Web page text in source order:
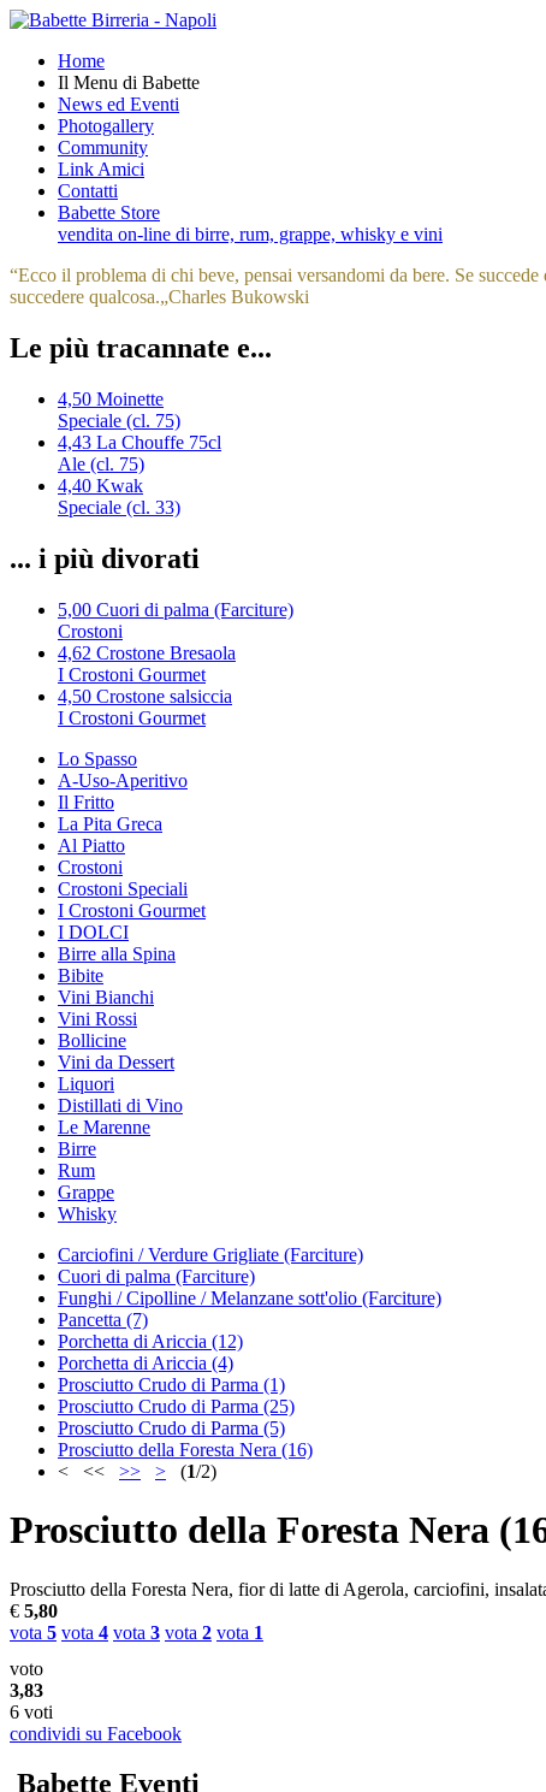
Home
Il Menu di Babette
News ed Eventi
Photogallery
Community
Link Amici
Contatti
Babette Store
vendita on-line di birre, rum, grappe, whisky e vini
“Ecco il problema di chi beve, pensai versandomi da bere. Se
succedere qualcosa.„Charles Bukowski
Le più tracannate e...
4,50 Moinette
Speciale (cl. 75)
4,43 La Chouffe 75cl
Ale (cl. 75)
4,40 Kwak
Speciale (cl. 33)
... i più divorati
5,00 Cuori di palma (Farciture)
Crostoni
4,62 Crostone Bresaola
I Crostoni Gourmet
4,50 Crostone salsiccia
I Crostoni Gourmet
Lo Spasso
A-Uso-Aperitivo
Il Fritto
La Pita Greca
Al Piatto
Crostoni
Crostoni Speciali
I Crostoni Gourmet
I DOLCI
Birre alla Spina
Bibite
Vini Bianchi
Vini Rossi
Bollicine
Vini da Dessert
Liquori
Distillati di Vino
Le Marenne
Birre
Rum
Grappe
Whisky
Carciofini / Verdure Grigliate (Farciture)
Cuori di palma (Farciture)
Funghi / Cipolline / Melanzane sott'olio (Farciture)
Pancetta (7)
Porchetta di Ariccia (12)
Porchetta di Ariccia (4)
Prosciutto Crudo di Parma (1)
Prosciutto Crudo di Parma (25)
Prosciutto Crudo di Parma (5)
Prosciutto della Foresta Nera (16)
< << >> > (1/2)
Prosciutto della Foresta Nera
Prosciutto della Foresta Nera, fior di latte di Agerola, carciofini,
€ 5,80
vota 5 vota 4 vota 3 vota 2 vota 1
voto
3,83
6 voti
condividi su Facebook
Babette Eventi